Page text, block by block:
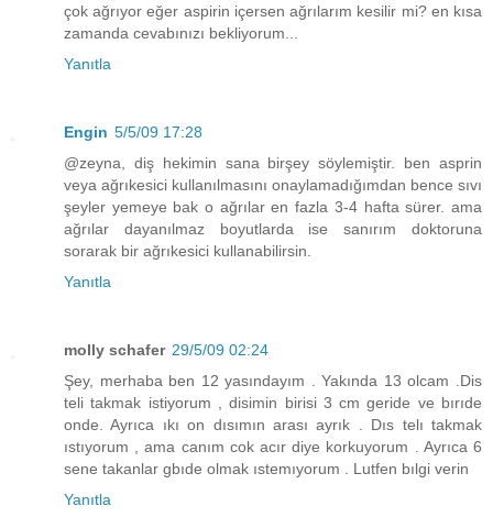
çok ağrıyor eğer aspirin içersen ağrılarım kesilir mi? en kısa
zamanda cevabınızı bekliyorum...
Yanıtla
Engin 5/5/09 17:28
@zeyna, diş hekimin sana birşey söylemiştir. ben asprin
veya ağrıkesici kullanılmasını onaylamadığımdan bence sıvı
şeyler yemeye bak o ağrılar en fazla 3-4 hafta sürer. ama
ağrılar dayanılmaz boyutlarda ise sanırım doktoruna
sorarak bir ağrıkesici kullanabilirsin.
Yanıtla
molly schafer 29/5/09 02:24
Şey, merhaba ben 12 yasındayım . Yakında 13 olcam .Dis
teli takmak istiyorum , disimin birisi 3 cm geride ve bırıde
onde. Ayrıca ıkı on dısımın arası ayrık . Dıs telı takmak
ıstıyorum , ama canım cok acır diye korkuyorum . Ayrıca 6
sene takanlar gbıde olmak ıstemıyorum . Lutfen bılgi verin
Yanıtla